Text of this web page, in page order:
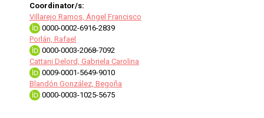
Coordinator/s:
Villarejo Ramos, Ángel Francisco
0000-0002-6916-2839
Porlán, Rafael
0000-0003-2068-7092
Cattani Delord, Gabriela Carolina
0009-0001-5649-9010
Blandón González, Begoña
0000-0003-1025-5675